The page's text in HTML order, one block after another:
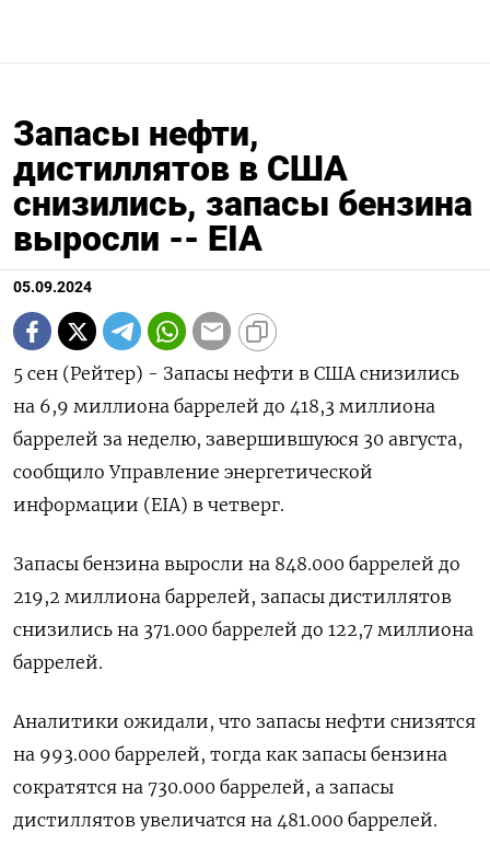
Запасы нефти,
дистиллятов в США
снизились, запасы бензина
выросли -- EIA
05.09.2024
5 сен (Рейтер) - Запасы нефти в США снизились
на 6,9 миллиона баррелей до 418,3 миллиона
баррелей за неделю, завершившуюся 30 августа,
сообщило Управление энергетической
информации (EIA) в четверг.
Запасы бензина выросли на 848.000 баррелей до
219,2 миллиона баррелей, запасы дистиллятов
снизились на 371.000 баррелей до 122,7 миллиона
баррелей.
Аналитики ожидали, что запасы нефти снизятся
на 993.000 баррелей, тогда как запасы бензина
сократятся на 730.000 баррелей, а запасы ​
дистиллятов увеличатся на 481.000 баррелей.